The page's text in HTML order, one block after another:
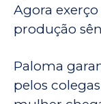
Agora
produção
Paloma
pelos